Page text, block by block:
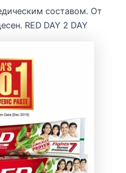
составом. От
RED DAY 2 DAY